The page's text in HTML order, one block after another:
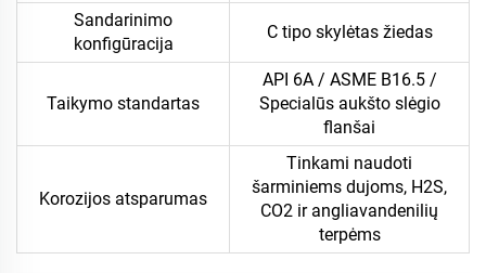
Sandarinimo
konfigūracija
C tipo skylėtas žiedas
Taikymo standartas
API 6A / ASME B16.5 /
Specialūs aukšto slėgio
flanšai
Korozijos atsparumas
Tinkami naudoti
šarminiems dujoms, H2S,
CO2 ir angliavandenilių
terpėms